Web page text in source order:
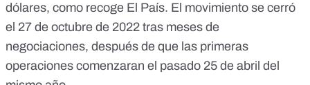
dólares, como recoge El País. El movimiento se cerró
el 27 de octubre de 2022 tras meses de
negociaciones, después de que las primeras
operaciones comenzaran el pasado 25 de abril del